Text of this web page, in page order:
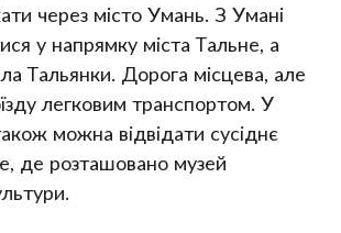
через місто Умань. З Умані
у напрямку міста Тальне, а
Тальянки. Дорога місцева, але
легковим транспортом. У
можна відвідати сусіднє
де розташовано музей